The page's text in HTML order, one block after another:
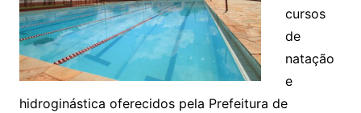
cursos
de
natação
e
hidroginástica oferecidos pela Prefeitura de